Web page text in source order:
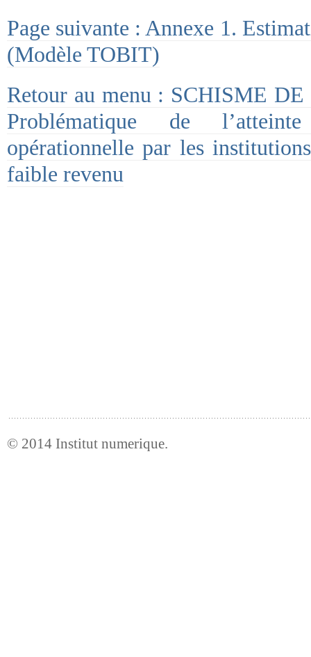
Page suivante : Annexe 1.
(Modèle TOBIT)
Retour au menu : SCHISME
Problématique de
opérationnelle par les
faible revenu
© 2014 Institut numerique.